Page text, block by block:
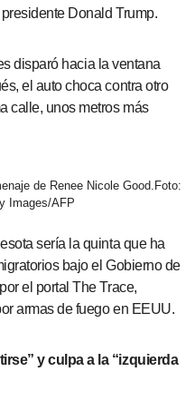
Donald Trump.
disparó hacia la ventana
el auto choca contra otro
calle, unos metros más
de Renee Nicole Good.Foto:
Images/AFP
sería la quinta que ha
bajo el Gobierno de
el portal The Trace,
armas de fuego en EEUU.
y culpa a la “izquierda